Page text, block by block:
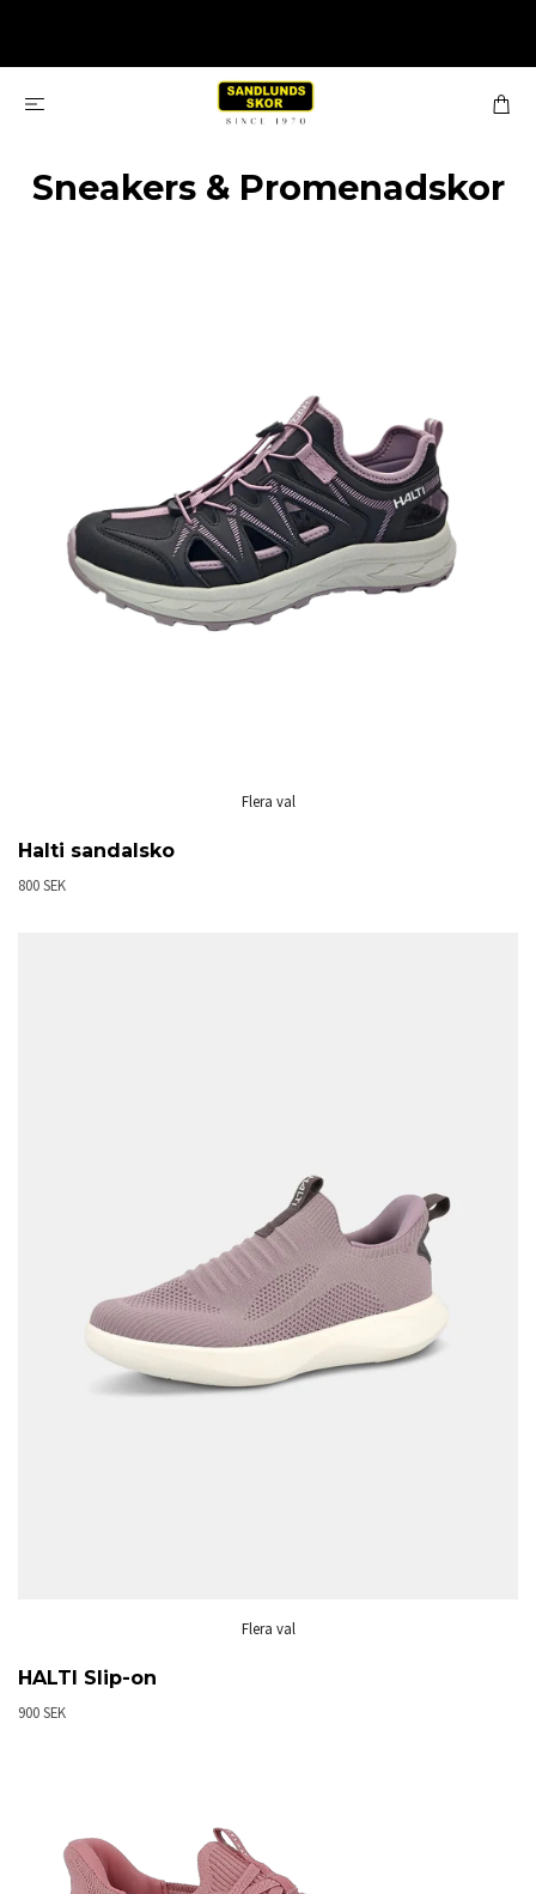
Sneakers & Promenadskor
Flera val
Halti sandalsko
800 SEK
Flera val
HALTI Slip-on
900 SEK